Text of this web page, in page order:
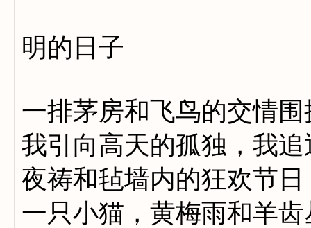
明的日子
一排茅房和飞鸟的交情围
我引向高天的孤独，我
夜祷和毡墙内的狂欢节
一只小猫，黄梅雨和羊